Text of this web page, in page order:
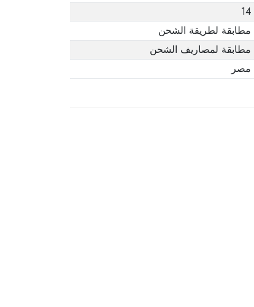
14
مطابقة لطريقة الشحن
مطابقة لمصاريف الشحن
مصر